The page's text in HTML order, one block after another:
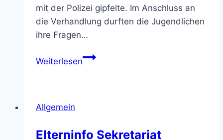
mit der Polizei gipfelte. Im Anschluss an
die Verhandlung durften die Jugendlichen
ihre Fragen…
WeiterlesenBesuch
Heidelberg
Allgemein
Elterninfo Sekretariat